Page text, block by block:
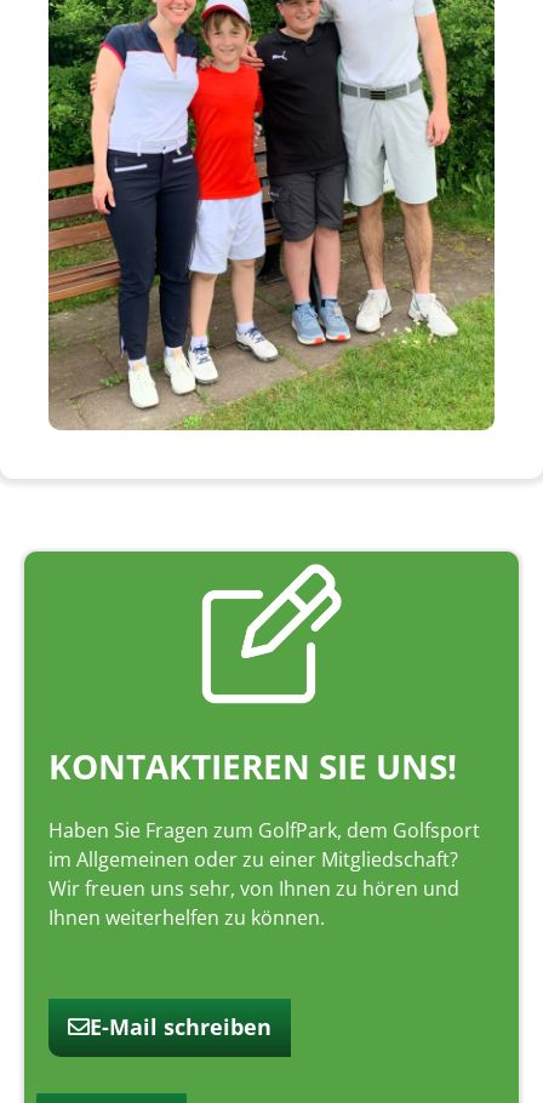
KONTAKTIEREN SIE UNS!
Haben Sie Fragen zum GolfPark, dem Golfsport
im Allgemeinen oder zu einer Mitgliedschaft?
Wir freuen uns sehr, von Ihnen zu hören und
Ihnen weiterhelfen zu können.
E-Mail schreiben